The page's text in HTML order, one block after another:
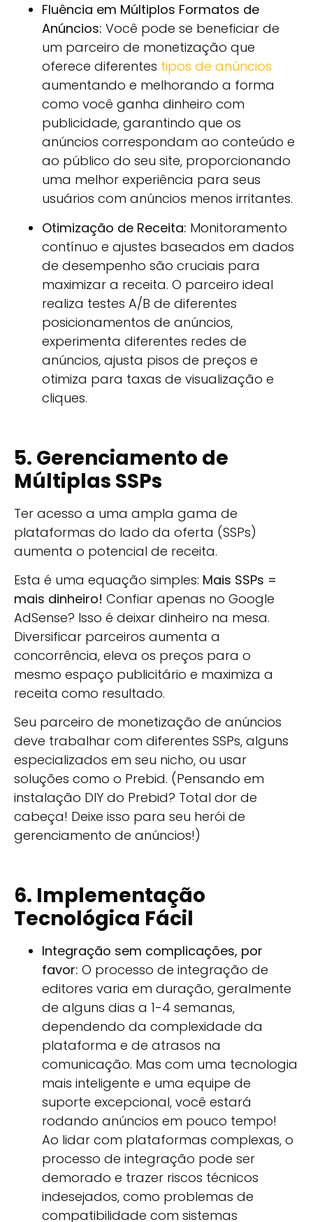
Fluência em Múltiplos Formatos de
Anúncios: Você pode se beneficiar de
um parceiro de monetização que
oferece diferentes tipos de anúncios
aumentando e melhorando a forma
como você ganha dinheiro com
publicidade, garantindo que os
anúncios correspondam ao conteúdo e
ao público do seu site, proporcionando
uma melhor experiência para seus
usuários com anúncios menos irritantes.
Otimização de Receita: Monitoramento
contínuo e ajustes baseados em dados
de desempenho são cruciais para
maximizar a receita. O parceiro ideal
realiza testes A/B de diferentes
posicionamentos de anúncios,
experimenta diferentes redes de
anúncios, ajusta pisos de preços e
otimiza para taxas de visualização e
cliques.
5. Gerenciamento de
Múltiplas SSPs
Ter acesso a uma ampla gama de
plataformas do lado da oferta (SSPs)
aumenta o potencial de receita.
Esta é uma equação simples: Mais SSPs =
mais dinheiro! Confiar apenas no Google
AdSense? Isso é deixar dinheiro na mesa.
Diversificar parceiros aumenta a
concorrência, eleva os preços para o
mesmo espaço publicitário e maximiza a
receita como resultado.
Seu parceiro de monetização de anúncios
deve trabalhar com diferentes SSPs, alguns
especializados em seu nicho, ou usar
soluções como o Prebid. (Pensando em
instalação DIY do Prebid? Total dor de
cabeça! Deixe isso para seu herói de
gerenciamento de anúncios!)
6. Implementação
Tecnológica Fácil
Integração sem complicações, por
favor: O processo de integração de
editores varia em duração, geralmente
de alguns dias a 1-4 semanas,
dependendo da complexidade da
plataforma e de atrasos na
comunicação. Mas com uma tecnologia
mais inteligente e uma equipe de
suporte excepcional, você estará
rodando anúncios em pouco tempo!
Ao lidar com plataformas complexas, o
processo de integração pode ser
demorado e trazer riscos técnicos
indesejados, como problemas de
compatibilidade com sistemas